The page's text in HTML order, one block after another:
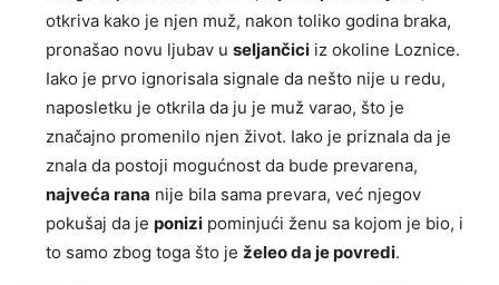
otkriva kako je njen muž, nakon toliko godina braka,
pronašao novu ljubav u seljančici iz okoline Loznice.
Iako je prvo ignorisala signale da nešto nije u redu,
naposletku je otkrila da ju je muž varao, što je
značajno promenilo njen život. Iako je priznala da je
znala da postoji mogućnost da bude prevarena,
najveća rana nije bila sama prevara, već njegov
pokušaj da je ponizi pominjući ženu sa kojom je bio, i
to samo zbog toga što je želeo da je povredi.